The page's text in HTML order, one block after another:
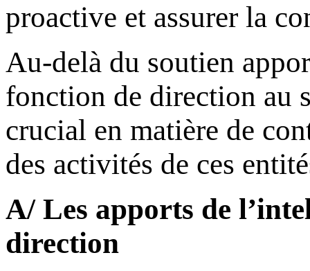
proactive et assurer la
Au-delà du soutien
fonction de direction au
crucial en matière de
des activités de ces
A/ Les apports de
direction